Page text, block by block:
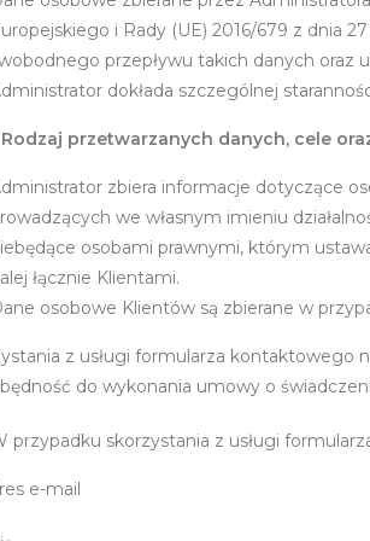
i Rady (UE) 2016/679 z dnia
przepływu takich danych
dokłada szczególnej
Rodzaj przetwarzanych danych, cele
zbiera informacje dotyczące
we własnym imieniu
osobami prawnymi, którym
łącznie Klientami.
osobowe Klientów są zbierane w
z usługi formularza
do wykonania umowy o
przypadku skorzystania z usługi
e-mail